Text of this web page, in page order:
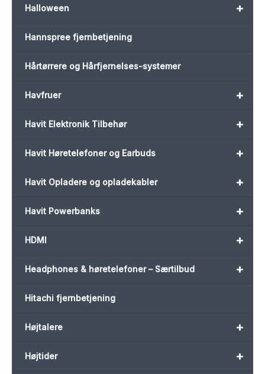
+
Halloween
Hannspree fjernbetjening
Hårtørrere og Hårfjernelses-systemer
+
Havfruer
+
Havit Elektronik Tilbehør
+
Havit Høretelefoner og Earbuds
+
Havit Opladere og opladekabler
+
Havit Powerbanks
+
HDMI
+
Headphones & høretelefoner – Særtilbud
Hitachi fjernbetjening
+
Højtalere
+
Højtider